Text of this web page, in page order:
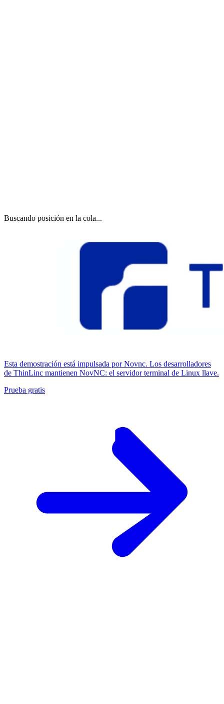
Buscando posición en la cola...
Esta demostración está impulsada por Novnc. Los desarrolladores
de ThinLinc mantienen NovNC: el servidor terminal de Linux llave.
Prueba gratis